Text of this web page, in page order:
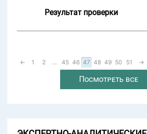
Результат проверки
← 1 2 ... 45 46 47 48 49 50 51 →
Посмотреть все